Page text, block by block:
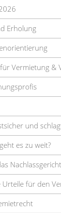
Erholung
Vermietung &
und
es zu weit?
Nachlassgericht
Urteile für den